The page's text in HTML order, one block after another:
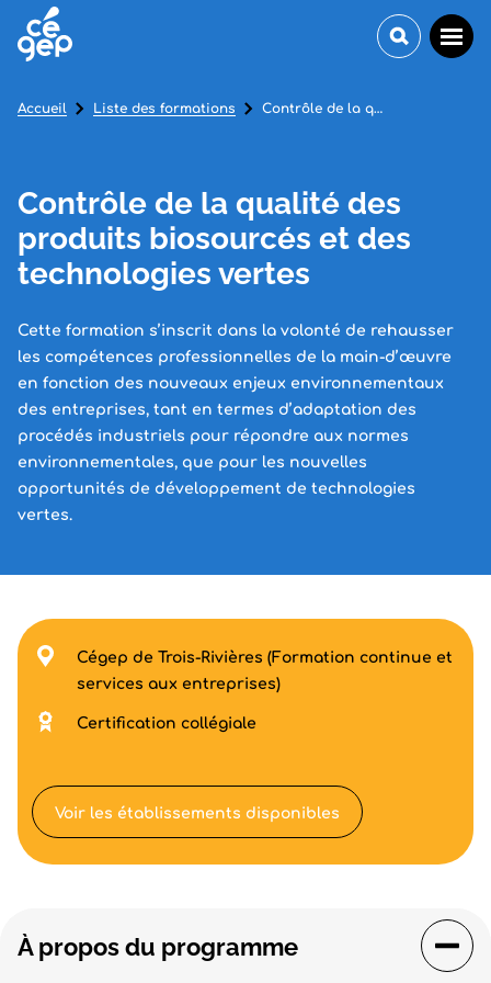
Contrôle de la qualité des
produits biosourcés et des
technologies vertes
Cette formation s’inscrit dans la volonté de rehausser
les compétences professionnelles de la main-d’œuvre
en fonction des nouveaux enjeux environnementaux
des entreprises, tant en termes d’adaptation des
procédés industriels pour répondre aux normes
environnementales, que pour les nouvelles
opportunités de développement de technologies
vertes.
Accueil Liste des formations Contrôle de la qualité des produits biosourcés et des technologies vertes
À propos du programme
Cégep de Trois-Rivières (Formation continue et
services aux entreprises)
Certification collégiale
Voir les établissements disponibles